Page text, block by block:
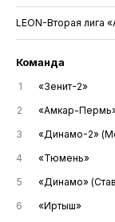
LEON-Вторая лига
Команда
1 «Зенит-2»
2
«Амкар-
3
«Динамо-2»
4
«Тюмень»
5
«Динамо»
6
«Иртыш»